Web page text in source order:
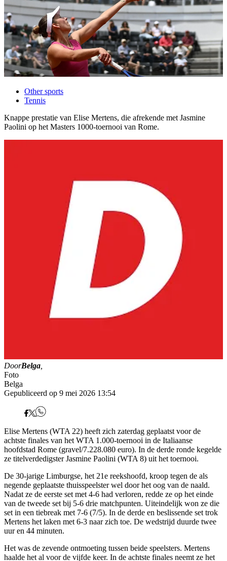
Other sports
Tennis
Knappe prestatie van Elise Mertens, die afrekende met Jasmine
Paolini op het Masters 1000-toernooi van Rome.
DoorBelga
Foto
Belga
Gepubliceerd op 9 mei 2026 13:54
Elise Mertens (WTA 22) heeft zich zaterdag geplaatst voor de
achtste finales van het WTA 1.000-toernooi in de Italiaanse
hoofdstad Rome (gravel/7.228.080 euro). In de derde ronde kegelde
ze titelverdedigster Jasmine Paolini (WTA 8) uit het toernooi.
De 30-jarige Limburgse, het 21e reekshoofd, kroop tegen de als
negende geplaatste thuisspeelster wel door het oog van de naald.
Nadat ze de eerste set met 4-6 had verloren, redde ze op het einde
van de tweede set bij 5-6 drie matchpunten. Uiteindelijk won ze die
set in een tiebreak met 7-6 (7/5). In de derde en beslissende set trok
Mertens het laken met 6-3 naar zich toe. De wedstrijd duurde twee
uur en 44 minuten.
Het was de zevende ontmoeting tussen beide speelsters. Mertens
haalde het al voor de vijfde keer. In de achtste finales neemt ze het